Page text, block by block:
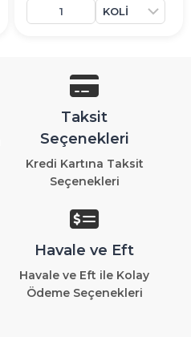
Taksit
Seçenekleri
Kredi Kartına Taksit
Seçenekleri
Havale ve Eft
Havale ve Eft ile Kolay
Ödeme Seçenekleri